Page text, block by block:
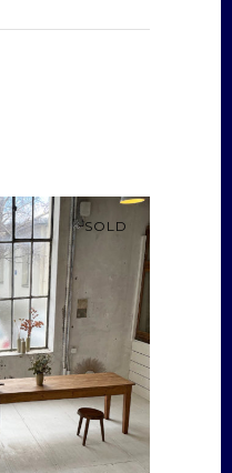
SOLD